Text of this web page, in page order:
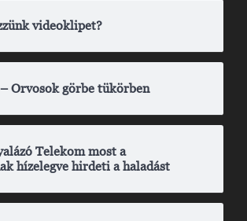
videoklipet?
Orvosok görbe tükörben
Telekom most a
hízelegve hirdeti a haladást